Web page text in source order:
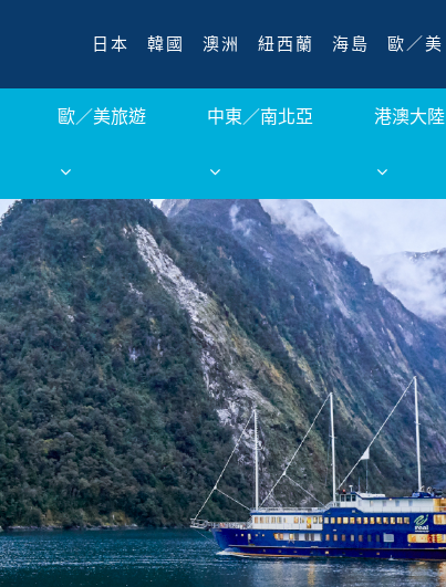
日本 韓國 澳洲 紐西蘭 海島 歐／美
歐／美旅遊 中東／南北亞 港澳大陸
山陰山陽．一次滿足
境、世界遺產、溫泉美食一次收藏